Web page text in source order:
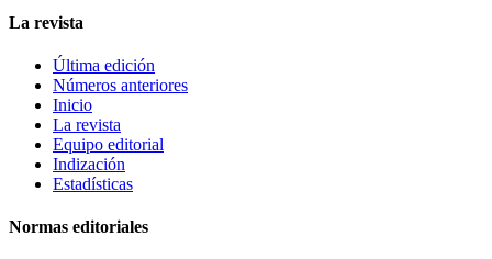
La revista
Última edición
Números anteriores
Inicio
La revista
Equipo editorial
Indización
Estadísticas
Normas editoriales